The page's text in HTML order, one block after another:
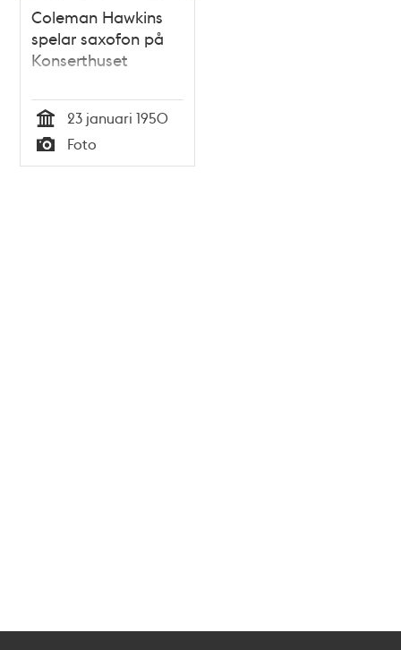
Coleman Hawkins
spelar saxofon på
Konserthuset
Tid
23 januari 1950
Typ
Foto